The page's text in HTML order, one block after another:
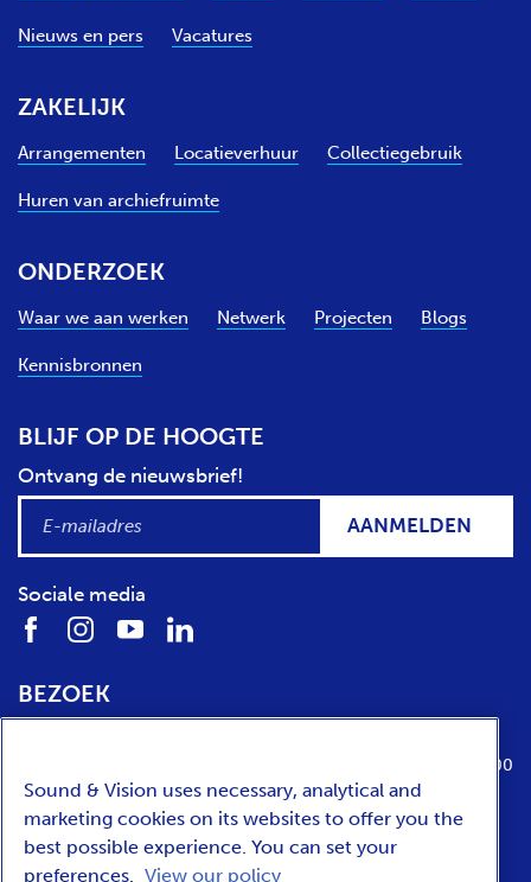
Nieuws en pers Vacatures
ZAKELIJK
Arrangementen Locatieverhuur Collectiegebruik
Huren van archiefruimte
ONDERZOEK
Waar we aan werken Netwerk Projecten Blogs
Kennisbronnen
BLIJF OP DE HOOGTE
Ontvang de nieuwsbrief!
AANMELDEN
Sociale media
BEZOEK
1217 WE Hilversum
dinsdag t/m zondag van 10:00 tot 17:00
Sound & Vision uses necessary, analytical and
marketing cookies on its websites to offer you the
best possible experience. You can set your
preferences. View our policy